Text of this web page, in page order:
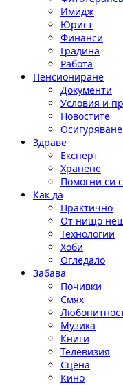
Имидж
Юрист
Финанси
Градина
Работа
Пенсиониране
Документи
Условия и
Новостите
Осигуряване
Здраве
Експерт
Хранене
Помогни си
Как да
Практично
От нищо
Технологии
Хоби
Огледало
Забава
Почивки
Смях
Музика
Книги
Телевизия
Сцена
Кино